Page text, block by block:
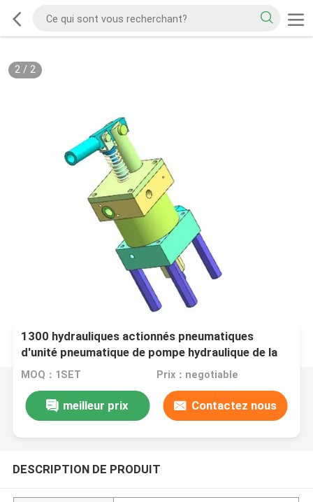
2/ 2
1300 hydrauliques actionnés pneumatiques
d'unité pneumatique de pompe hydraulique de la
barre HPU1500
MOQ：1SET Prix：negotiable
meilleur prix Contactez nous
DESCRIPTION DE PRODUIT